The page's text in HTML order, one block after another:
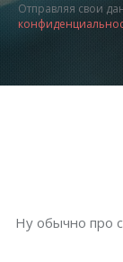
Отправляя свои
Ну обычно про